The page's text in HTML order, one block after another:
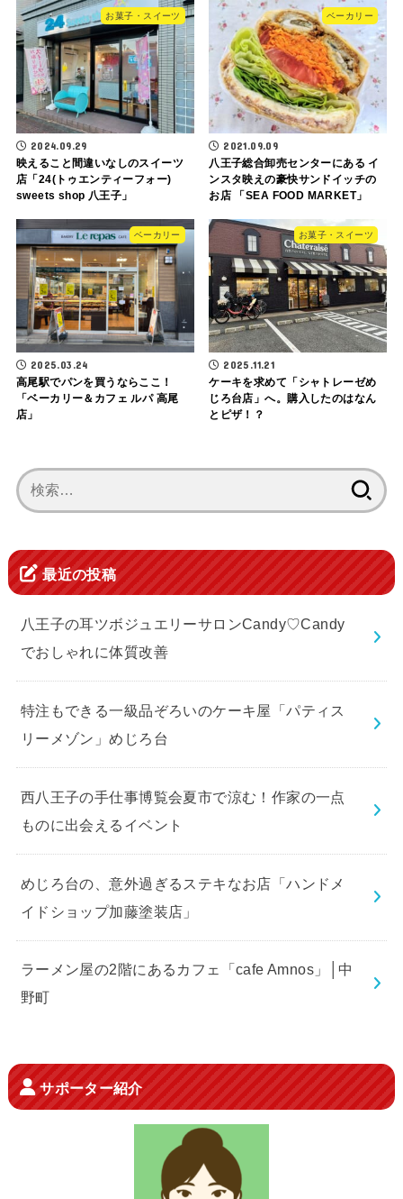
お菓子・スイーツ
2024.09.29
映えること間違いなしのスイーツ
店「24(トゥエンティーフォー)
sweets shop 八王子」
ベーカリー
2021.09.09
八王子総合卸売センターにある イ
ンスタ映えの豪快サンドイッチの
お店 「SEA FOOD MARKET」
ベーカリー
2025.03.24
高尾駅でパンを買うならここ！
「ベーカリー＆カフェ ルパ 高尾
店」
お菓子・スイーツ
2025.11.21
ケーキを求めて「シャトレーゼめ
じろ台店」へ。購入したのはなん
とピザ！？
索:
最近の投稿
八王子の耳ツボジュエリーサロンCandy♡Candy
でおしゃれに体質改善
特注もできる一級品ぞろいのケーキ屋「パティス
リーメゾン」めじろ台
西八王子の手仕事博覧会夏市で涼む！作家の一点
ものに出会えるイベント
めじろ台の、意外過ぎるステキなお店「ハンドメ
イドショップ加藤塗装店」
ラーメン屋の2階にあるカフェ「cafe Amnos」│中
野町
サポーター紹介